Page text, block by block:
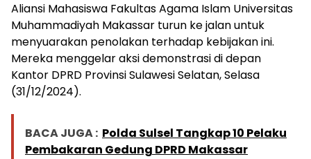
Aliansi Mahasiswa Fakultas Agama Islam Universitas
Muhammadiyah Makassar turun ke jalan untuk
menyuarakan penolakan terhadap kebijakan ini.
Mereka menggelar aksi demonstrasi di depan
Kantor DPRD Provinsi Sulawesi Selatan, Selasa
(31/12/2024).
BACA JUGA : Polda Sulsel Tangkap 10 Pelaku
Pembakaran Gedung DPRD Makassar